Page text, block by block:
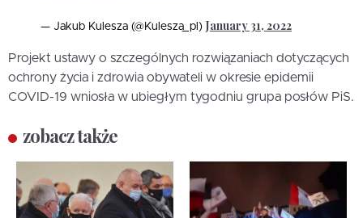
— Jakub Kulesza (@Kulesza_pl) January 31, 2022
Projekt ustawy o szczególnych rozwiązaniach dotyczących
ochrony życia i zdrowia obywateli w okresie epidemii
COVID-19 wniosła w ubiegłym tygodniu grupa posłów PiS.
zobacz także